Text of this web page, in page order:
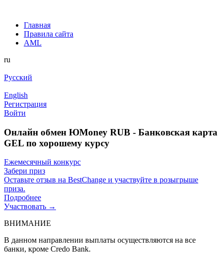
Главная
Правила сайта
AML
ru
Русский
English
Регистрация
Войти
Онлайн обмен ЮMoney RUB - Банковская карта
GEL по хорошему курсу
Ежемесячный конкурс
Забери приз
Оставьте отзыв на BestChange и участвуйте в розыгрыше
приза.
Подробнее
Участвовать →
ВНИМАНИЕ
В данном направлении выплаты осуществляются на все
банки, кроме Credo Bank.